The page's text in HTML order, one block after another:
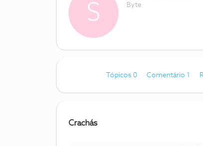
S Byte
Tópicos 0 Comentário 1
Crachás